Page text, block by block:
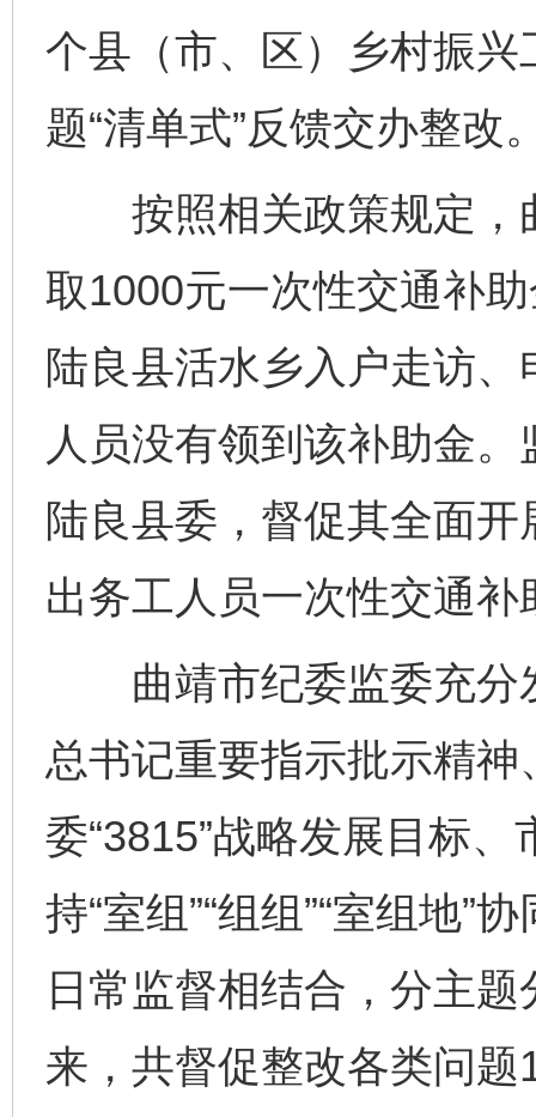
个县（市、区）乡村振
题“清单式”反馈交办整改
按照相关政策规定，
取1000元一次性交通补
陆良县活水乡入户走访
人员没有领到该补助金
陆良县委，督促其全面
出务工人员一次性交通补
曲靖市纪委监委充分
总书记重要指示批示精
委“3815”战略发展目标
持“室组”“组组”“室组地”
日常监督相结合，分主
来，共督促整改各类问